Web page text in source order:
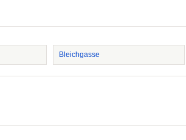
Bleichgasse